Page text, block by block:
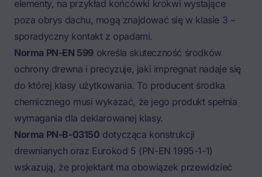
elementy, na przykład końcówki krokwi wystające
poza obrys dachu, mogą znajdować się w klasie 3 –
sporadyczny kontakt z opadami.
Norma PN-EN 599 określa skuteczność środków
ochrony drewna i precyzuje, jaki impregnat nadaje się
do której klasy użytkowania. To producent środka
chemicznego musi wykazać, że jego produkt spełnia
wymagania dla deklarowanej klasy.
Norma PN-B-03150 dotycząca konstrukcji
drewnianych oraz Eurokod 5 (PN-EN 1995-1-1)
wskazują, że projektant ma obowiązek przewidzieć